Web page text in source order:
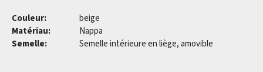
Couleur:
beige
Matériau:
Nappa
Semelle:
Semelle intérieure en liège, amovible